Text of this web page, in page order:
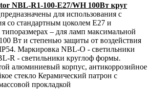
NBL-R1-100-E27/WH 100Вт круг
предназначены для использования с
со стандартным цоколем Е27 и
типоразмерах – для ламп максимальной
Вт и степенью защиты от воздействия
Маркировка NBL-O - светильники
R - светильники круглоф формы.
алюминиевый корпус, антикоррозийное
стекло Керамический патрон с
прокладкой